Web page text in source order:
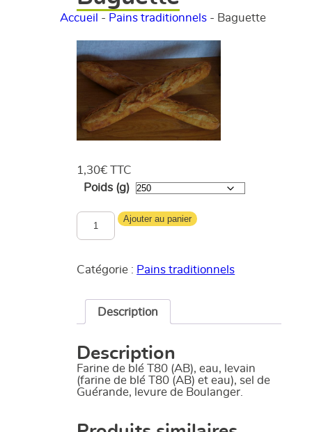
Accueil - Pains traditionnels - Baguette
1,30€ TTC
Poids (g)
quantité
Baguette
Ajouter au panier
Catégorie : Pains traditionnels
Description
Description
Farine de blé T80 (AB), eau, levain
(farine de blé T80 (AB) et eau), sel de
Guérande, levure de Boulanger.